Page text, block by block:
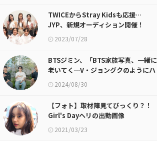
TWICEからStray Kidsも応援…
JYP、新規オーディション開催！
2023/07/28
BTSジミン、「BTS家族写真、一緒に
老いてく…V・ジョングクのようにハ
ンサムだったら」
2024/08/30
【フォト】取材陣見てびっくり？！
Girl's Dayヘリの出勤画像
2021/03/23